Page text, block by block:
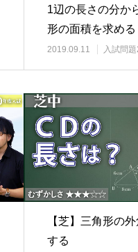
1辺の長さの分か
形の面積を求め
子…
2019.09.11 入試問
【芝】三角形の
する